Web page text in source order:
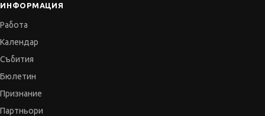
ИНФОРМАЦИЯ
Работа
Календар
Събития
Бюлетин
Признание
Партньори